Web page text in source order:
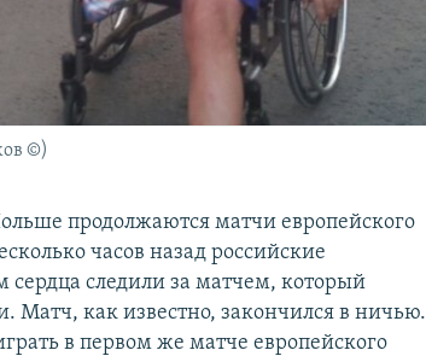
©)
продолжаются матчи европейского
часов назад российские
следили за матчем, который
Матч, как известно, закончился в ничью.
в первом же матче европейского